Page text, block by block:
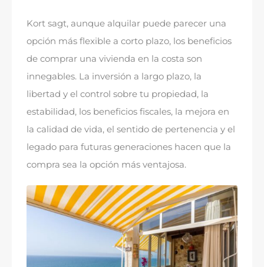
Kort sagt, aunque alquilar puede parecer una
opción más flexible a corto plazo, los beneficios
de comprar una vivienda en la costa son
innegables. La inversión a largo plazo, la
libertad y el control sobre tu propiedad, la
estabilidad, los beneficios fiscales, la mejora en
la calidad de vida, el sentido de pertenencia y el
legado para futuras generaciones hacen que la
compra sea la opción más ventajosa.